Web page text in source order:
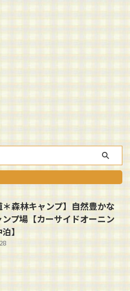
＊森林キャンプ】自然豊かな
プ場【カーサイドオーニン
】